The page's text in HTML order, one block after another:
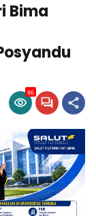
Bima
86